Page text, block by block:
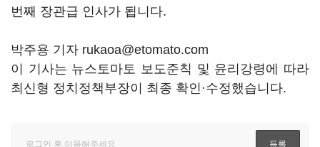
번째 장관급 인사가 됩니다.
박주용 기자 rukaoa@etomato.com
이 기사는 뉴스토마토 보도준칙 및 윤리강령에 따라
최신형 정치정책부장이 최종 확인·수정했습니다.